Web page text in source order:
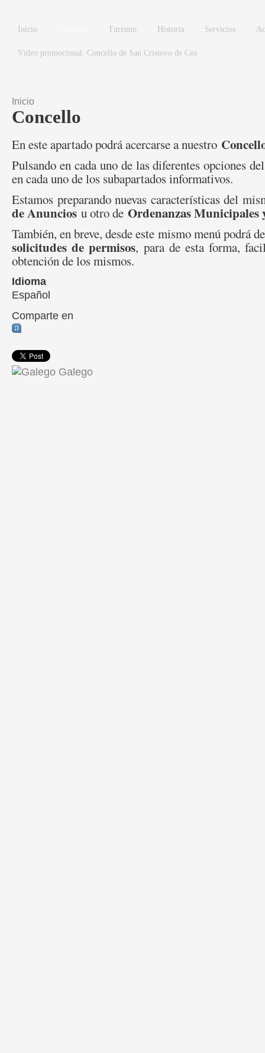
Inicio Turismo Historia Servicios
Vídeo promocional: Concello de San Cristovo de Cea
Se encuentra usted aquí
Inicio
Concello
En este apartado podrá acercarse a nuestro
Pulsando en cada uno de las diferentes opciones
en cada uno de los subapartados informativos.
Estamos preparando nuevas características del
de Anuncios u otro de Ordenanzas Municipales
También, en breve, desde este mismo menú podrá
solicitudes de permisos, para de esta forma,
obtención de los mismos.
Idioma
Español
Comparte en
Galego